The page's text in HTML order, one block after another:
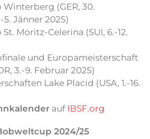
(GER, 30.
Jänner 2025)
Moritz-Celerina (SUI, 6.-12.
und Europameisterschaft
3.-9. Februar 2025)
Lake Placid (USA, 1.-16.
auf IBSF.org
2024/25